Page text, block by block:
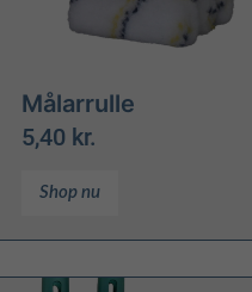
Målar­rulle
5,40 kr.
Shop nu